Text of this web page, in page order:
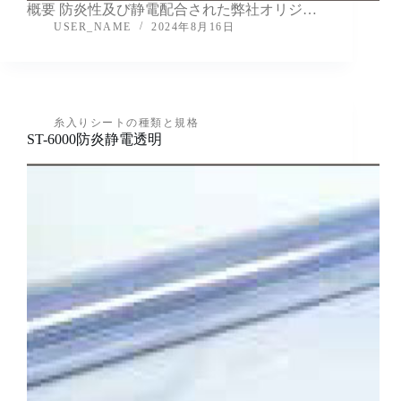
概要 防炎性及び静電配合された弊社オリジ…
USER_NAME 2024年8月16日
糸入りシートの種類と規格
ST-6000防炎静電透明